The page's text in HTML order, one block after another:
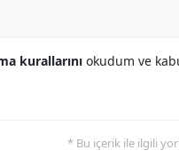
kurallarını okudum ve
* Bu içerik ile ilgili